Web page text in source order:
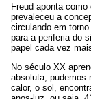
Freud aponta
prevaleceu a
circulando em
para a periferia do
papel cada vez
No século XX
absoluta, pudemos
calor, o sol,